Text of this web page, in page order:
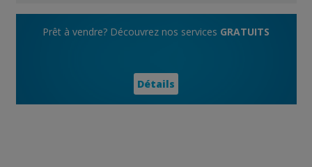
Prêt à vendre? Découvrez nos services GRATUITS
Détails